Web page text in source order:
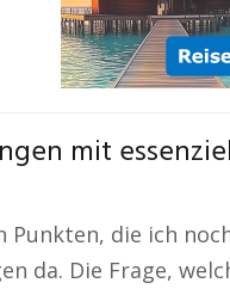
mit
Punkten, die ich
da. Die Frage,